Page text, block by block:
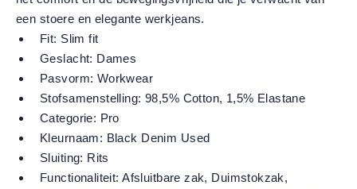
een stoere en elegante werkjeans.
Fit: Slim fit
Geslacht: Dames
Pasvorm: Workwear
Stofsamenstelling: 98,5% Cotton, 1,5% Elastane
Categorie: Pro
Kleurnaam: Black Denim Used
Sluiting: Rits
Functionaliteit:Afsluitbare zak, Duimstokzak,